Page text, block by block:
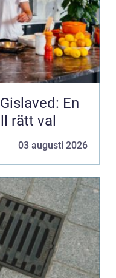
En
rätt val
03 augusti 2026